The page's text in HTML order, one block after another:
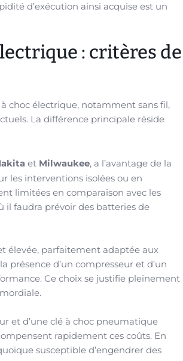
d’exécution ainsi acquise est un
: critères de
choc électrique, notamment sans fil,
La différence principale réside
et Milwaukee, a l’avantage de la
les interventions isolées ou en
limitées en comparaison avec les
il faudra prévoir des batteries de
élevée, parfaitement adaptée aux
présence d’un compresseur et d’un
Ce choix se justifie pleinement
et d’une clé à choc pneumatique
rapidement ces coûts. En
susceptible d’engendrer des